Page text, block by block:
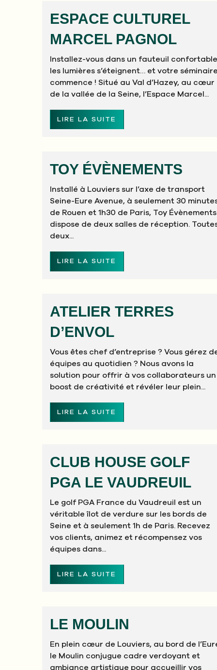
ESPACE CULTUREL
MARCEL PAGNOL
Installez-vous dans un fauteuil
les lumières s’éteignent… et votre
commence ! Situé au Val d’Hazey, au cœur
de la vallée de la Seine, l’Espace Marcel...
LIRE LA SUITE
TOY ÉVÈNEMENTS
Installé à Louviers sur l’axe de transport
Seine-Eure Avenue, à seulement 30
de Rouen et 1h30 de Paris, Toy Évènements
dispose de deux salles de réception.
deux...
LIRE LA SUITE
ATELIER TERRES
D’ENVOL
Vous êtes chef d’entreprise ? Vous gérez
équipes au quotidien ? Nous avons la
solution pour offrir à vos collaborateurs un
boost de créativité et révéler leur plein...
LIRE LA SUITE
CLUB HOUSE GOLF
PGA LE VAUDREUIL
Le golf PGA France du Vaudreuil est un
véritable îlot de verdure sur les bords de
Seine et à seulement 1h de Paris. Recevez
vos clients, animez et récompensez vos
équipes dans...
LIRE LA SUITE
LE MOULIN
En plein cœur de Louviers, au bord de
le Moulin conjugue cadre verdoyant et
ambiance artistique pour accueillir vos